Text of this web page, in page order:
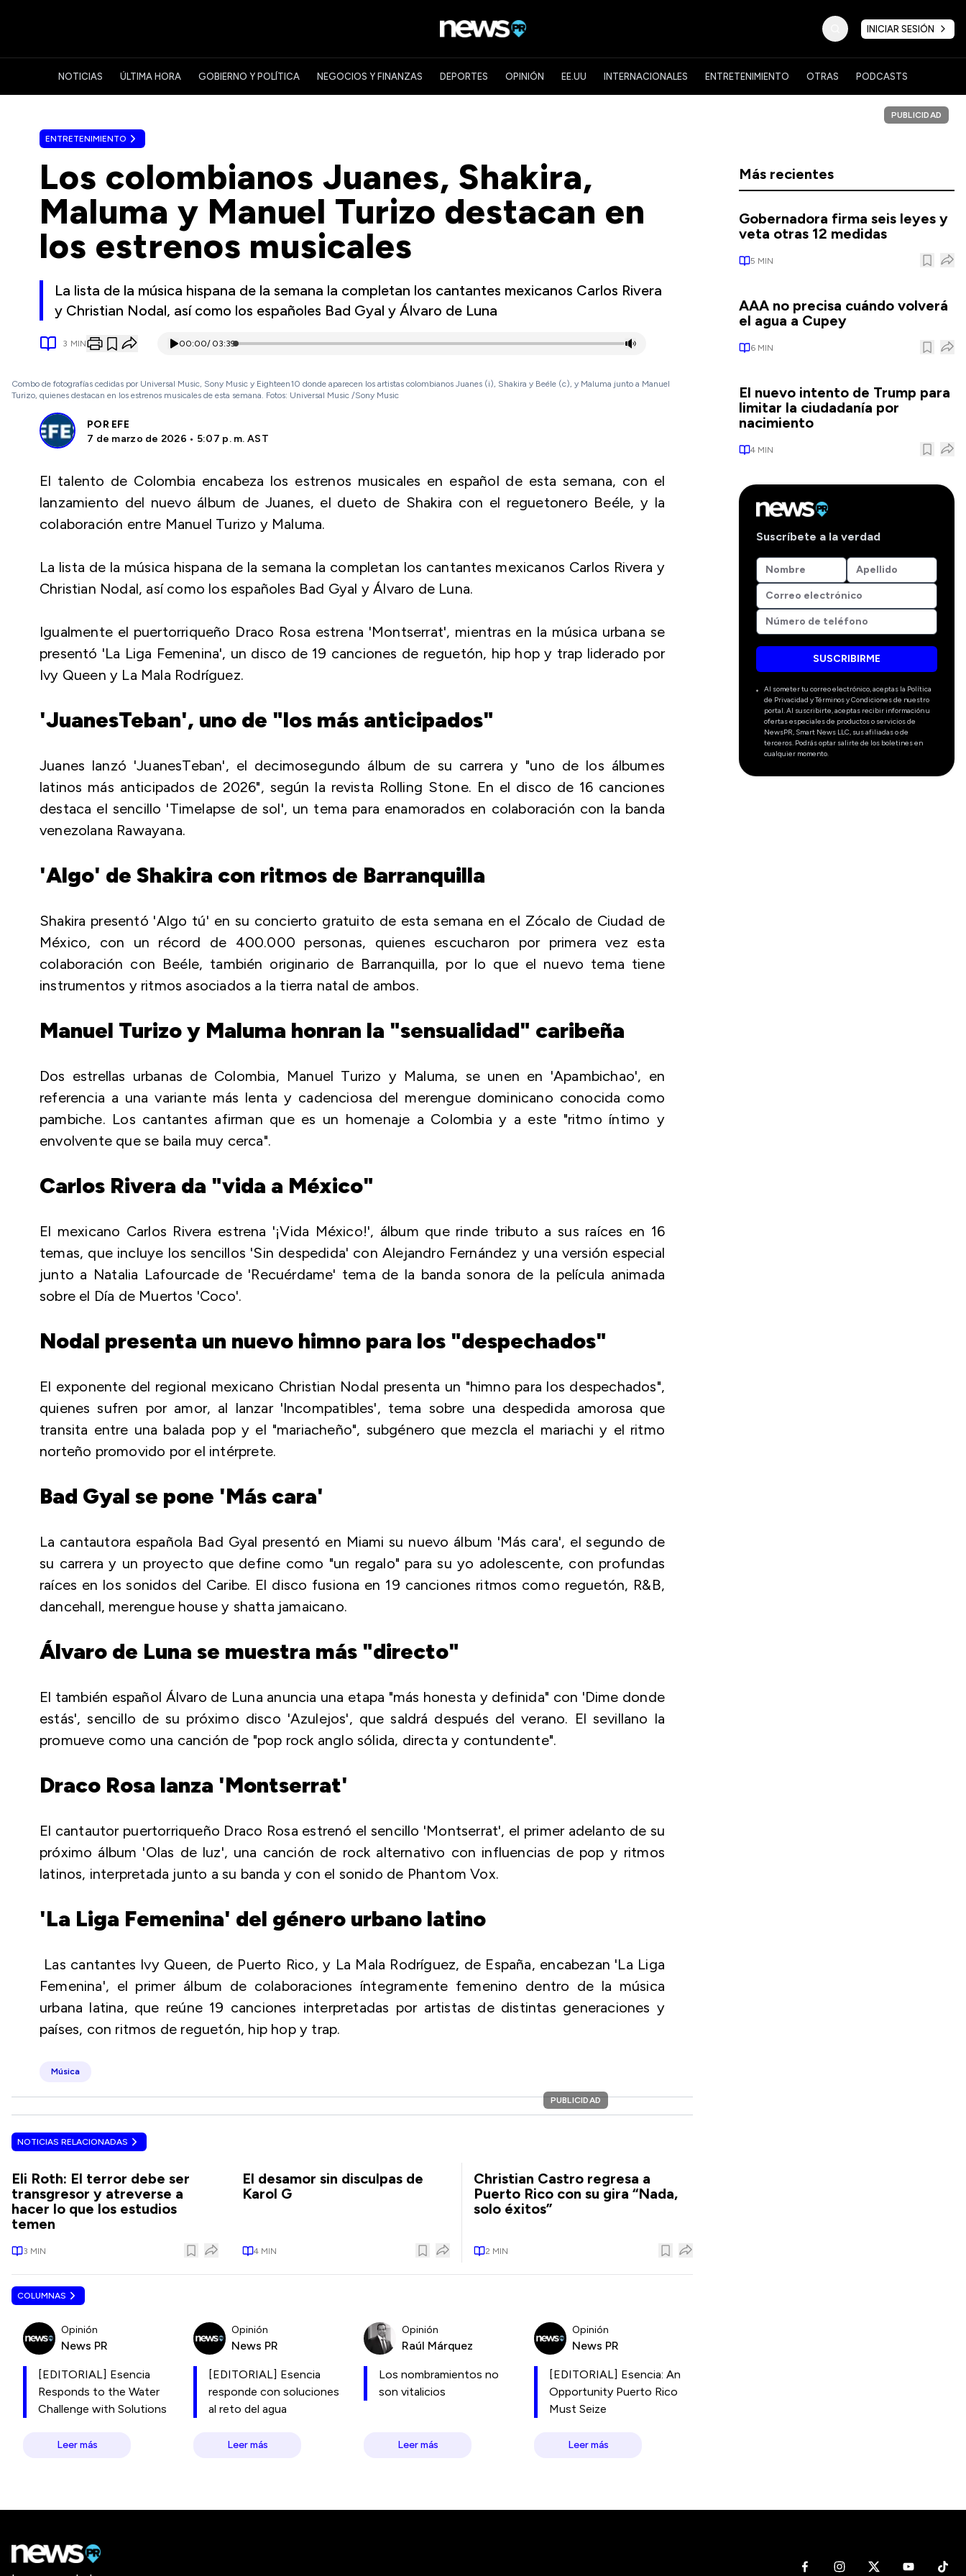
INICIAR SESIÓN
NOTICIAS ÚLTIMA HORA GOBIERNO Y POLÍTICA NEGOCIOS Y FINANZAS DEPORTES OPINIÓN EE.UU INTERNACIONALES ENTRETENIMIENTO OTRAS PODCASTS
ENTRETENIMIENTO
Los colombianos Juanes, Shakira,
Maluma y Manuel Turizo destacan en
los estrenos musicales
La lista de la música hispana de la semana la completan los cantantes mexicanos Carlos Rivera
y Christian Nodal, así como los españoles Bad Gyal y Álvaro de Luna
3 MIN 00:00/ 03:39
Combo de fotografías cedidas por Universal Music, Sony Music y Eighteen10 donde aparecen los artistas colombianos Juanes (i), Shakira y Beéle (c), y Maluma junto a Manuel
Turizo, quienes destacan en los estrenos musicales de esta semana. Fotos: Universal Music /Sony Music
POR EFE
7 de marzo de 2026 • 5:07 p. m. AST
El talento de Colombia encabeza los estrenos musicales en español de esta semana, con el
lanzamiento del nuevo álbum de Juanes, el dueto de Shakira con el reguetonero Beéle, y la
colaboración entre Manuel Turizo y Maluma.
La lista de la música hispana de la semana la completan los cantantes mexicanos Carlos Rivera y
Christian Nodal, así como los españoles Bad Gyal y Álvaro de Luna.
Igualmente el puertorriqueño Draco Rosa estrena 'Montserrat', mientras en la música urbana se
presentó 'La Liga Femenina', un disco de 19 canciones de reguetón, hip hop y trap liderado por
Ivy Queen y La Mala Rodríguez.
'JuanesTeban', uno de "los más anticipados"
Juanes lanzó 'JuanesTeban', el decimosegundo álbum de su carrera y "uno de los álbumes
latinos más anticipados de 2026", según la revista Rolling Stone. En el disco de 16 canciones
destaca el sencillo 'Timelapse de sol', un tema para enamorados en colaboración con la banda
venezolana Rawayana.
'Algo' de Shakira con ritmos de Barranquilla
Shakira presentó 'Algo tú' en su concierto gratuito de esta semana en el Zócalo de Ciudad de
México, con un récord de 400.000 personas, quienes escucharon por primera vez esta
colaboración con Beéle, también originario de Barranquilla, por lo que el nuevo tema tiene
instrumentos y ritmos asociados a la tierra natal de ambos.
Manuel Turizo y Maluma honran la "sensualidad" caribeña
Dos estrellas urbanas de Colombia, Manuel Turizo y Maluma, se unen en 'Apambichao', en
referencia a una variante más lenta y cadenciosa del merengue dominicano conocida como
pambiche. Los cantantes afirman que es un homenaje a Colombia y a este "ritmo íntimo y
envolvente que se baila muy cerca".
Carlos Rivera da "vida a México"
El mexicano Carlos Rivera estrena '¡Vida México!', álbum que rinde tributo a sus raíces en 16
temas, que incluye los sencillos 'Sin despedida' con Alejandro Fernández y una versión especial
junto a Natalia Lafourcade de 'Recuérdame' tema de la banda sonora de la película animada
sobre el Día de Muertos 'Coco'.
Nodal presenta un nuevo himno para los "despechados"
El exponente del regional mexicano Christian Nodal presenta un "himno para los despechados",
quienes sufren por amor, al lanzar 'Incompatibles', tema sobre una despedida amorosa que
transita entre una balada pop y el "mariacheño", subgénero que mezcla el mariachi y el ritmo
norteño promovido por el intérprete.
Bad Gyal se pone 'Más cara'
La cantautora española Bad Gyal presentó en Miami su nuevo álbum 'Más cara', el segundo de
su carrera y un proyecto que define como "un regalo" para su yo adolescente, con profundas
raíces en los sonidos del Caribe. El disco fusiona en 19 canciones ritmos como reguetón, R&B,
dancehall, merengue house y shatta jamaicano.
Álvaro de Luna se muestra más "directo"
El también español Álvaro de Luna anuncia una etapa "más honesta y definida" con 'Dime donde
estás', sencillo de su próximo disco 'Azulejos', que saldrá después del verano. El sevillano la
promueve como una canción de "pop rock anglo sólida, directa y contundente".
Draco Rosa lanza 'Montserrat'
El cantautor puertorriqueño Draco Rosa estrenó el sencillo 'Montserrat', el primer adelanto de su
próximo álbum 'Olas de luz', una canción de rock alternativo con influencias de pop y ritmos
latinos, interpretada junto a su banda y con el sonido de Phantom Vox.
'La Liga Femenina' del género urbano latino
Las cantantes Ivy Queen, de Puerto Rico, y La Mala Rodríguez, de España, encabezan 'La Liga
Femenina', el primer álbum de colaboraciones íntegramente femenino dentro de la música
urbana latina, que reúne 19 canciones interpretadas por artistas de distintas generaciones y
países, con ritmos de reguetón, hip hop y trap.
Música
PUBLICIDAD
NOTICIAS RELACIONADAS
Eli Roth: El terror debe ser
transgresor y atreverse a
hacer lo que los estudios
temen
3 MIN
El desamor sin disculpas de
Karol G
4 MIN
Christian Castro regresa a
Puerto Rico con su gira “Nada,
solo éxitos”
2 MIN
COLUMNAS
Opinión
News PR
[EDITORIAL] Esencia
Responds to the Water
Challenge with Solutions
Leer más
Opinión
News PR
[EDITORIAL] Esencia
responde con soluciones
al reto del agua
Leer más
Opinión
Raúl Márquez
Los nombramientos no
son vitalicios
Leer más
Opinión
News PR
[EDITORIAL] Esencia: An
Opportunity Puerto Rico
Must Seize
Leer más
PUBLICIDAD
Más recientes
Gobernadora firma seis leyes y
veta otras 12 medidas
5 MIN
AAA no precisa cuándo volverá
el agua a Cupey
6 MIN
El nuevo intento de Trump para
limitar la ciudadanía por
nacimiento
4 MIN
Suscríbete a la verdad
SUSCRIBIRME
Al someter tu correo electrónico, aceptas la Política
de Privacidad y Términos y Condiciones de nuestro
portal. Al suscribirte, aceptas recibir información u
ofertas especiales de productos o servicios de
NewsPR, Smart News LLC, sus afiliadas o de
terceros. Podrás optar salirte de los boletines en
cualquier momento.